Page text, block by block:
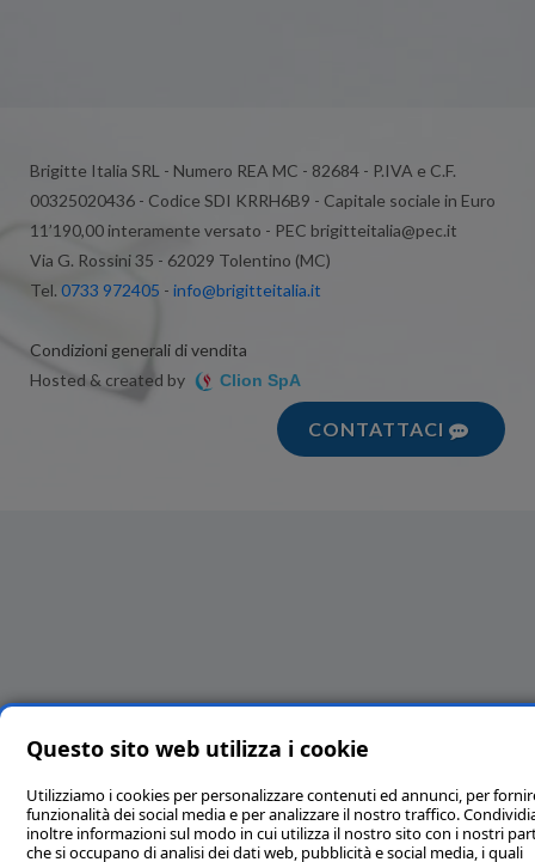
Brigitte Italia SRL - Numero REA MC - 82684 - P.IVA e C.F.
00325020436 - Codice SDI KRRH6B9 - Capitale sociale in Euro
11’190,00 interamente versato - PEC brigitteitalia@pec.it
Via G. Rossini 35 - 62029 Tolentino (MC)
Tel. 0733 972405 - info@brigitteitalia.it
Condizioni generali di vendita
Hosted & created by
Clion SpA
CONTATTACI
Questo sito web utilizza i cookie
Utilizziamo i cookies per personalizzare contenuti ed annunci, per
funzionalità dei social media e per analizzare il nostro traffico.
inoltre informazioni sul modo in cui utilizza il nostro sito con i nostri
che si occupano di analisi dei dati web, pubblicità e social media, i quali